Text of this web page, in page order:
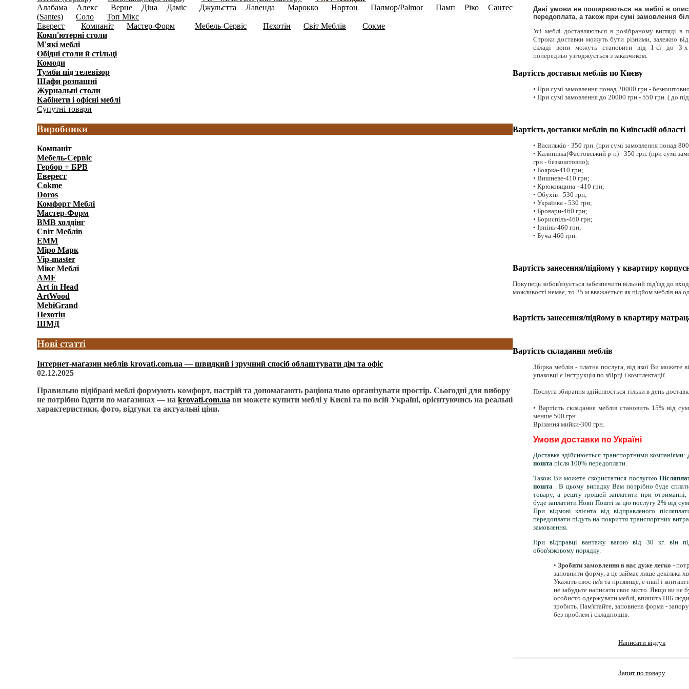
Алабама Алекс Верне Діна Даміс Джульєтта Лавенда Марокко Нортон Палмор/Palmor(10) Памп Ріко
Сантес
(Santes)
Соло Топ Мікс
Еверест Компаніт Мастер-Форм Мебель-Сервіс Пєхотін Світ Меблів Сокме
Комп'ютерні столи
М'які меблі(141)
Обідні столи й стільці(159)
Комоди
Тумби під телевізор
Шафи розпашні(1241)
Журнальні столи
Кабінети і офісні меблі(328)
Супутні товари
Виробники
Компаніт
Мебель-Сервіс
Гербор + БРВ
Еверест
Cokme
Doros
Комфорт Меблi
Мастер-Форм
ВМВ холдінг
Світ Меблів
ЕММ
Міро Марк
Vip-master
Мікс Меблі
AMF
Art in Head
ArtWood
MebiGrand
Пехотін
ШМД
Нові статті
Інтернет-магазин меблів krovati.com.ua — швидкий і зручний спосіб облаштувати дім та офіс
02.12.2025
Правильно підібрані меблі формують комфорт, настрій та допомагають раціонально організувати простір. Сьогодні для вибору
не потрібно їздити по магазинах — на krovati.com.ua ви можете купити меблі у Києві та по всій Україні, орієнтуючись на реальні
характеристики, фото, відгуки та актуальні ціни.
Дані умови не поширюються на меблі в
передоплата, а також при сумі замовлення
Усі меблі доставляються в розібраному вигляді в
Строки доставки можуть бути різними, залежно
складі вони можуть становити від 1-єї до 3-
попередньо узгоджується з заказчиком.
Вартість доставки меблів по Києву
• При сумі замовлення понад 20000 грн -
• При сумі замовлення до 20000 грн - 550 грн. ( до
Вартість доставки меблів по Київській області
• Васильків - 350 грн. (при сумі замовлення понад
• Калинівка(Фастовський р-н) - 350 грн. (при сумі
грн - безкоштовно);
• Боярка-410 грн;
• Вишневе-410 грн;
• Крюковщина - 410 грн;
• Обухів - 530 грн;
• Українка - 530 грн;
• Бровари-460 грн;
• Бориспіль-460 грн;
• Ірпінь-460 грн;
• Буча-460 грн.
Вартість занесення/підйому у квартиру
Покупець зобов'язується забезпечити вільний під'їзд до
можливості немає, то 25 м вважається як підйом меблів на
Вартість занесення/підйому в квартиру
Вартість складання меблів
Збірка меблів - платна послуга, від якої Ви можете
упаковці є інструкція по збірці і комплектації.
Послуга збирання здійснюється тільки в день
• Вартість складання меблів становить 15% від
менше 500 грн ..
Врізання мийки-300 грн.
Умови доставки по Україні
Доставка здійснюється транспортними компаніями:
пошта після 100% передоплати.
Також Ви можете скористатися послугою
пошта . В цьому випадку Вам потрібно буде
товару, а решту грошей заплатити при
буде заплатити Новії Пошті за цю послугу 2% від
При відмові клієнта від відправленого
передоплати підуть на покриття транспортних
замовлення.
При відправці вантажу вагою від 30 кг. він
обов'язковому порядку.
• Зробити замовлення в нас дуже легко -
заповнити форму, а це займає лише декілька
Укажіть своє ім'я та прізвище, e-mail і
не забудьте написати своє місто. Якщо ви не
особисто одержувати меблі, впишіть ПІБ
зробить. Пам'ятайте, заповнена форма -
без проблем і складнощів.
Написати відгук
Запит по товару